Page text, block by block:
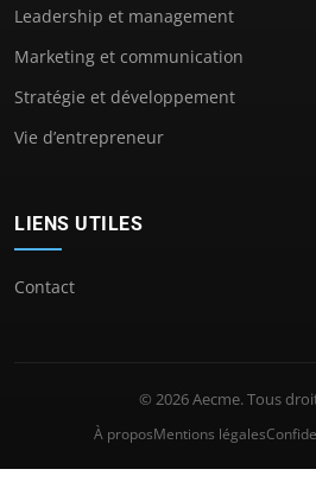
Leadership et management
Marketing et communication
Stratégie et développement
Vie d’entrepreneur
LIENS UTILES
Contact
© 2026 Aecme. Tous
À proposMentions légales